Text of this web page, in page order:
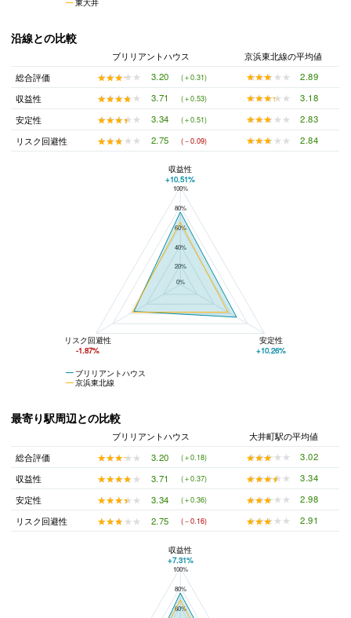
東大井
沿線との比較
ブリリアントハウス
京浜東北線の平均値
総合評価
★★★★★
★★★★★ 3.20 (＋0.31) ★★★★★
★★★★★
2.89
収益性
★★★★★
★★★★★ 3.71 (＋0.53) ★★★★★
★★★★★
3.18
安定性
★★★★★
★★★★★ 3.34 (＋0.51) ★★★★★
★★★★★
2.83
リスク回避性
★★★★★
★★★★★ 2.75 (－0.09) ★★★★★
★★★★★ 2.84
ブリリアントハウスと京浜東北線の平均値の総合評価の比較
100%
80%
60%
40%
20%
0%
ブリリアントハウス
京浜東北線
収益性
+10.51%
リスク回避性
-1.87%
安定性
+10.26%
最寄り駅周辺との比較
ブリリアントハウス
大井町駅の平均値
総合評価
★★★★★
★★★★★ 3.20 (＋0.18) ★★★★★
★★★★★
3.02
収益性
★★★★★
★★★★★ 3.71 (＋0.37) ★★★★★
★★★★★
3.34
安定性
★★★★★
★★★★★ 3.34 (＋0.36) ★★★★★
★★★★★
2.98
リスク回避性
★★★★★
★★★★★ 2.75 (－0.16) ★★★★★
★★★★★ 2.91
ブリリアントハウスと大井町駅の平均値の総合評価の比較
100%
80%
60%
収益性
+7.31%